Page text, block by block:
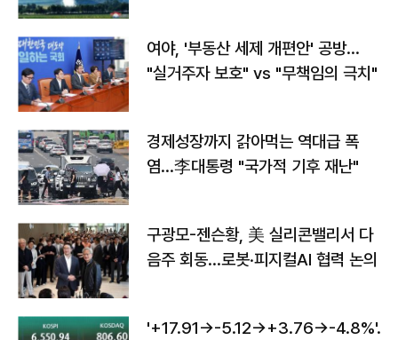
여야, '부동산 세제 개편안' 공방…
"실거주자 보호" vs "무책임의 극치"
경제성장까지 갉아먹는 역대급 폭
염…李대통령 "국가적 기후 재난"
구광모-젠슨황, 美 실리콘밸리서 다
음주 회동…로봇·피지컬AI 협력 논의
'+17.91→-5.12→+3.76→-4.8%'…'